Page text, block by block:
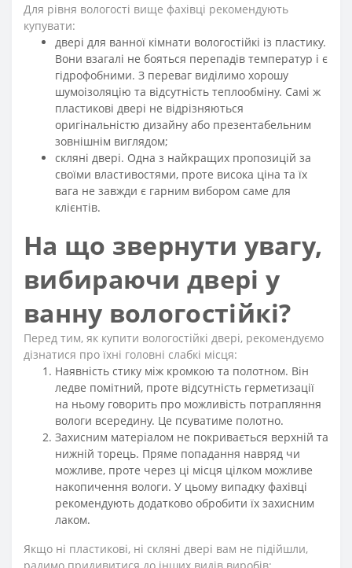
Для рівня вологості вище фахівці рекомендують
купувати:
двері для ванної кімнати вологостійкі із пластику.
Вони взагалі не бояться перепадів температур і є
гідрофобними. З переваг виділимо хорошу
шумоізоляцію та відсутність теплообміну. Самі ж
пластикові двері не відрізняються
оригінальністю дизайну або презентабельним
зовнішнім виглядом;
скляні двері. Одна з найкращих пропозицій за
своїми властивостями, проте висока ціна та їх
вага не завжди є гарним вибором саме для
клієнтів.
На що звернути увагу,
вибираючи двері у
ванну вологостійкі?
Перед тим, як купити вологостійкі двері, рекомендуємо
дізнатися про їхні головні слабкі місця:
Наявність стику між кромкою та полотном. Він
ледве помітний, проте відсутність герметизації
на ньому говорить про можливість потрапляння
вологи всередину. Це псуватиме полотно.
Захисним матеріалом не покривається верхній та
нижній торець. Пряме попадання навряд чи
можливе, проте через ці місця цілком можливе
накопичення вологи. У цьому випадку фахівці
рекомендують додатково обробити їх захисним
лаком.
Якщо ні пластикові, ні скляні двері вам не підійшли,